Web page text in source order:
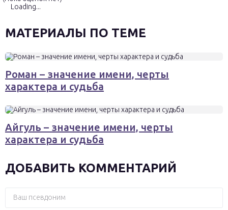
Loading...
МАТЕРИАЛЫ ПО ТЕМЕ
Роман – значение имени, черты
характера и судьба
Айгуль – значение имени, черты
характера и судьба
ДОБАВИТЬ КОММЕНТАРИЙ